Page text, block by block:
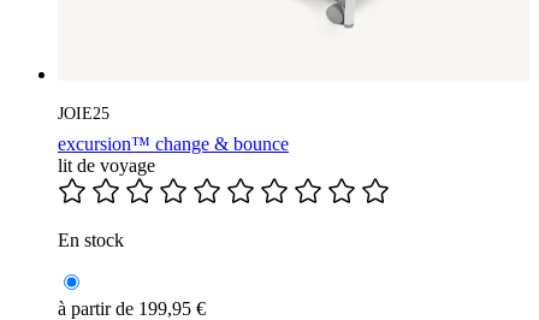
JOIE25
excursion™ change & bounce
lit de voyage
En stock
à partir de 199,95 €